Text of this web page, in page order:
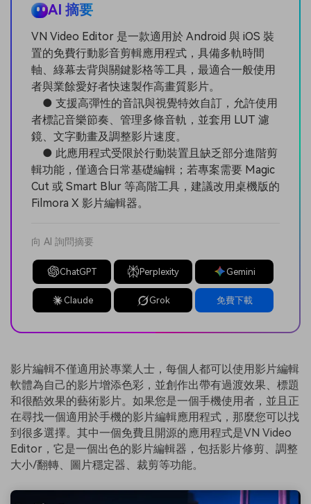
AI 摘要
VN Video Editor 是一款適用於 Android 與 iOS 裝
置的免費行動影音剪輯應用程式，具備多軌時間
軸、綠幕去背與關鍵影格等工具，最適合一般使用
者與業餘愛好者快速製作高畫質影片。
● 支援高彈性的音訊與視覺特效自訂，允許使用
者標記音樂節奏、管理多條音軌，並套用 LUT 濾
鏡、文字動畫及調整影片速度。
● 此應用程式受限於行動裝置且缺乏部分進階剪
輯功能，僅適合日常基礎編輯；若專案需要 Magic
Cut 或 Smart Blur 等高階工具，建議改用桌機版的
Filmora X 影片編輯器。
向 AI 詢問摘要
ChatGPT Perplexity Gemini
Claude Grok 免費下載
影片編輯不僅適用於專業人士，每個人都可以使用影片編輯
軟體為自己的影片增添色彩，並創作出帶有過渡效果、標題
和很酷效果的藝術影片。如果您是一個手機使用者，並且正
在尋找一個適用於手機的影片編輯應用程式，那麼您可以找
到很多選擇。其中一個免費且開源的應用程式是VN Video
Editor，它是一個出色的影片編輯器，包括影片修剪、調整
大小/翻轉、圖片穩定器、裁剪等功能。